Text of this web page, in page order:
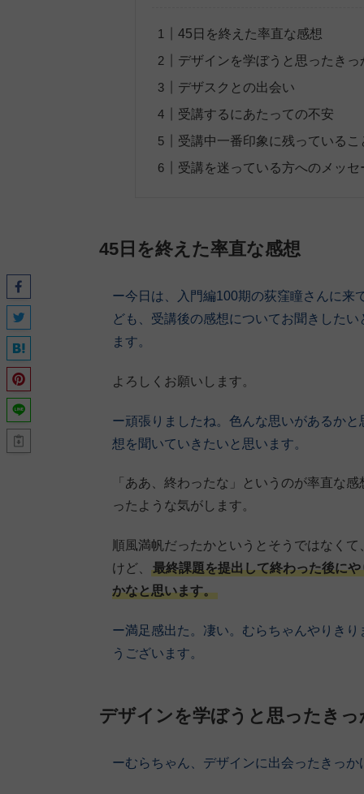
45日を終えた率直な感想
デザインを学ぼうと思ったきっ
デザスクとの出会い
受講するにあたっての不安
受講中一番印象に残っているこ
受講を迷っている方へのメッセ
45日を終えた率直な感想
ー今日は、入門編100期の荻窪瞳さんに来
ども、受講後の感想についてお聞きした
ます。
よろしくお願いします。
ー頑張りましたね。色んな思いがあるか
想を聞いていきたいと思います。
「ああ、終わったな」というのが率直な
ったような気がします。
順風満帆だったかというとそうではなく
けど、
最終課題を提出して終わった後に
かなと思います。
ー満足感出た。凄い。むらちゃんやりき
うございます。
デザインを学ぼうと思ったきっ
ーむらちゃん、デザインに出会ったきっ